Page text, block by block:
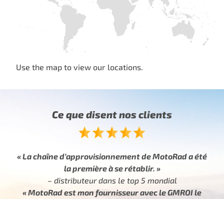
Use the map to view our locations.
Ce que disent nos clients
« La chaîne d’approvisionnement de MotoRad a été
la première à se rétablir. »
– distributeur dans le top 5 mondial
« MotoRad est mon fournisseur avec le GMROI le